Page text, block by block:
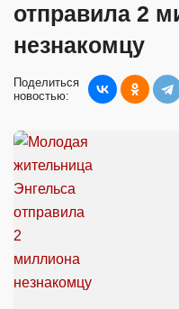
отправила 2
незнакомцу
Поделиться
новостью: